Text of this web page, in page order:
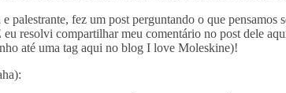
palestrante, fez um post perguntando o que pensamos
eu resolvi compartilhar meu comentário no post dele
até uma tag aqui no blog I love Moleskine)!